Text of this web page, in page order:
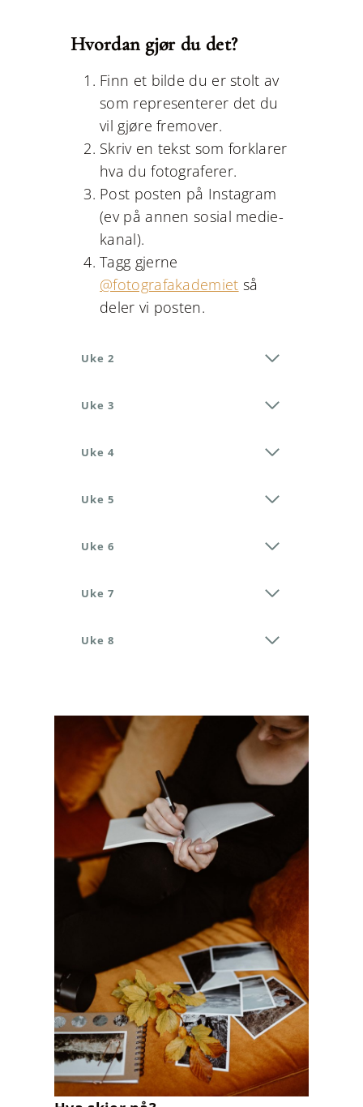
Hvordan gjør du det?
Finn et bilde du er stolt av
som representerer det du
vil gjøre fremover.
Skriv en tekst som forklarer
hva du fotograferer.
Post posten på Instagram
(ev på annen sosial medie-
kanal).
Tagg gjerne
@fotografakademiet så
deler vi posten.
Uke 2
Uke 3
Uke 4
Uke 5
Uke 6
Uke 7
Uke 8